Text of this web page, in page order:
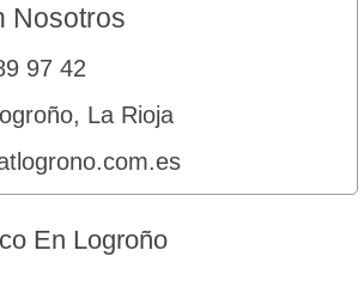
Nosotros
97 42
La Rioja
En Logroño